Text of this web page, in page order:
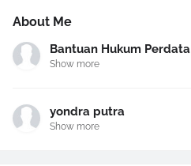
About Me
Bantuan Hukum Perdata
Show more
yondra putra
Show more